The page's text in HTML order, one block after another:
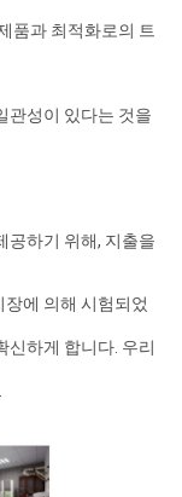
품과 최적화로의 트
관성이 있다는 것을
공하기 위해, 지출을
에 의해 시험되었
신하게 합니다. 우리